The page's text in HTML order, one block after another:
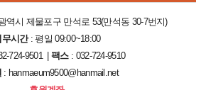
역시 제물포구 만석로 53(만석동 30-7번지)
무시간: 평일 09:00~18:00
724-9501 |팩스: 032-724-9510
: hanmaeum9500@hanmail.net